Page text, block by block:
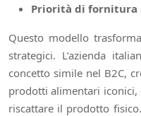
Priorità di fornitura
Questo modello
strategici. L’azienda
concetto simile nel B2C,
prodotti alimentari iconici,
riscattare il prodotto